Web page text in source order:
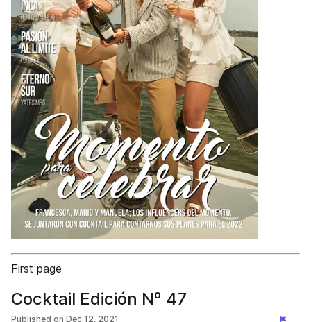
First page
Cocktail Edición Nº 47
Published on Dec 12, 2021